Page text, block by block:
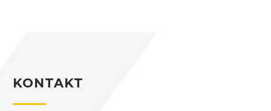
KONTAKT